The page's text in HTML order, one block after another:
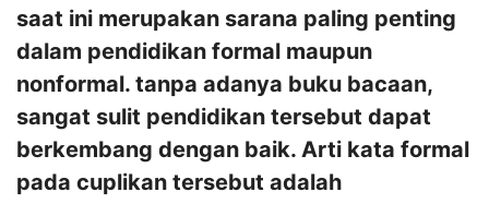
saat ini merupakan sarana paling penting
dalam pendidikan formal maupun
nonformal. tanpa adanya buku bacaan,
sangat sulit pendidikan tersebut dapat
berkembang dengan baik. Arti kata formal
pada cuplikan tersebut adalah